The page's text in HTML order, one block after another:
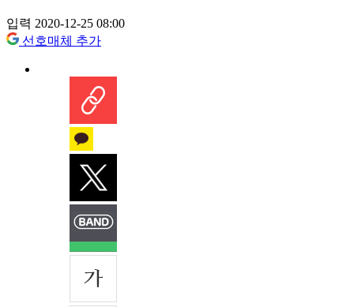
입력 2020-12-25 08:00
선호매체 추가